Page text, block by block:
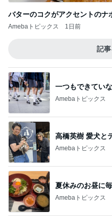
バターのコクがアクセントのナ
Amebaトピックス 1日前
記
一つもできてい
Amebaトピックス
高橋英樹 愛犬と
Amebaトピックス
夏休みのお昼に
Amebaトピックス